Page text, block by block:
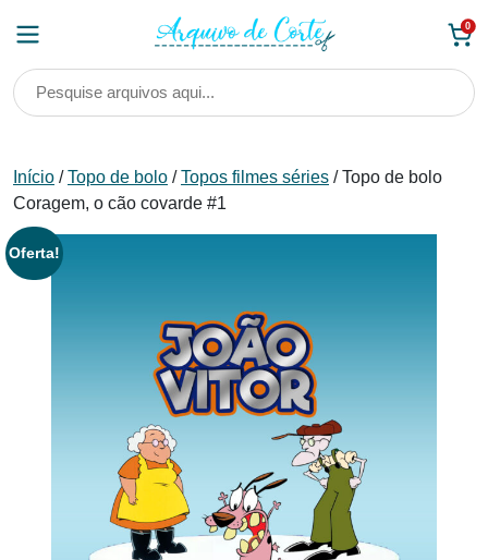
0
Início /Topo de bolo /Topos filmes séries / Topo de bolo
Coragem, o cão covarde #1
Oferta!